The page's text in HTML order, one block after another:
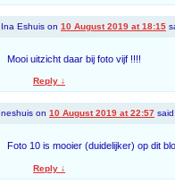
Ina Eshuis on 10 August 2019 at 18:15
Mooi uitzicht daar bij foto vijf !!!!
Reply ↓
neshuis on 10 August 2019 at 22:57 said:
Foto 10 is mooier (duidelijker) op dit
Reply ↓